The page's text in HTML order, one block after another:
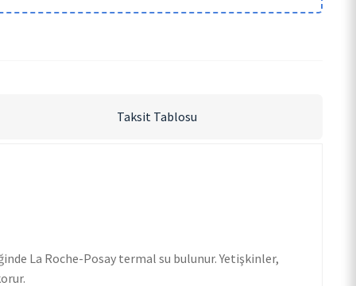
Taksit Tablosu
La Roche-Posay termal su bulunur. Yetişkinler,